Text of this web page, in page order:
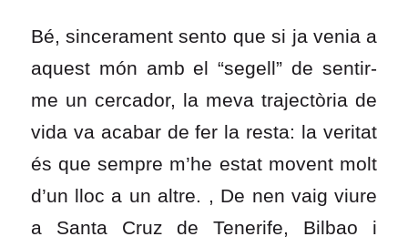
Bé, sincerament sento que si ja venia a
aquest món amb el “segell” de sentir-
me un cercador, la meva trajectòria de
vida va acabar de fer la resta: la veritat
és que sempre m’he estat movent molt
d’un lloc a un altre. , De nen vaig viure
a Santa Cruz de Tenerife, Bilbao i